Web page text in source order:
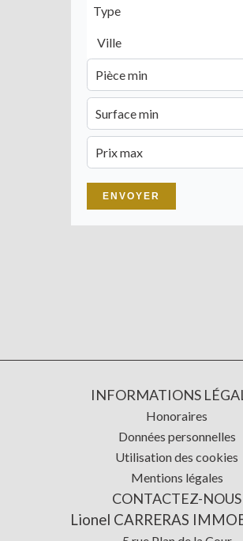
Type
Ville
ENVOYER
INFORMATIONS
Honoraires
Données personnelles
Utilisation des cookies
Mentions légales
CONTACTEZ-NOUS
Lionel CARRERAS